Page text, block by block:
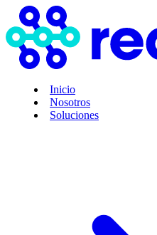
Inicio
Nosotros
Soluciones